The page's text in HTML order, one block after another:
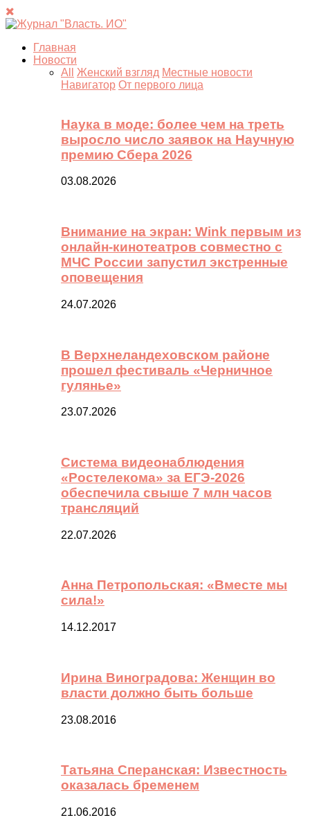
Главная
Новости
All
Женский взгляд Местные новости
Навигатор От первого лица
Наука в моде: более чем на треть
выросло число заявок на Научную
премию Сбера 2026
03.08.2026
Внимание на экран: Wink первым из
онлайн-кинотеатров совместно с
МЧС России запустил экстренные
оповещения
24.07.2026
В Верхнеландеховском районе
прошел фестиваль «Черничное
гулянье»
23.07.2026
Система видеонаблюдения
«Ростелекома» за ЕГЭ-2026
обеспечила свыше 7 млн часов
трансляций
22.07.2026
Анна Петропольская: «Вместе мы
сила!»
14.12.2017
Ирина Виноградова: Женщин во
власти должно быть больше
23.08.2016
Татьяна Сперанская: Известность
оказалась бременем
21.06.2016